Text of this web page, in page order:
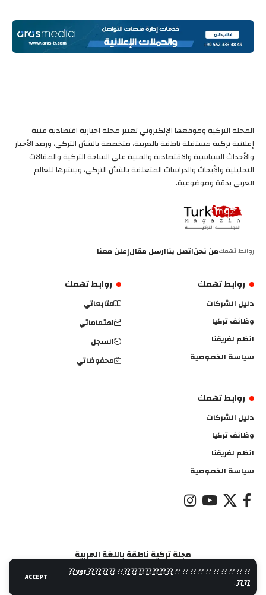
⁇ ⁇ ⁇ ⁇ ⁇ ⁇ ⁇ ⁇ ⁇ ⁇
⁇ ⁇ ⁇ ⁇ ⁇ ⁇ ⁇
⁇
⁇ ⁇ ⁇ ⁇ ver ⁇
⁇ ⁇
.
ACCEPT
المجلة التركية وموقعها الإلكتروني تعتبر مجلة اخبارية اقتصادية فنية
إعلانية تركية مستقلة ناطقة بالعربية، متخصصة بالشأن التركي، ورصد الأخبار
والأحداث السياسية والاقتصادية والفنية على الساحة التركية والمقالات
التحليلية والأبحاث والدراسات المتعلقة بالشأن التركي، وينشرها للعالم
العربي بدقة وموضوعية.
روابط تهمكمن نحناتصل بناارسل مقالإعلن معنا
روابط تهمك
دليل الشركات
وظائف تركيا
انظم لفريقنا
سياسة الخصوصية
روابط تهمك
متابعاتي
اهتماماتي
السجل
محفوظاتي
روابط تهمك
دليل الشركات
وظائف تركيا
انظم لفريقنا
سياسة الخصوصية
مجلة تركية ناطقة باللغة العربية